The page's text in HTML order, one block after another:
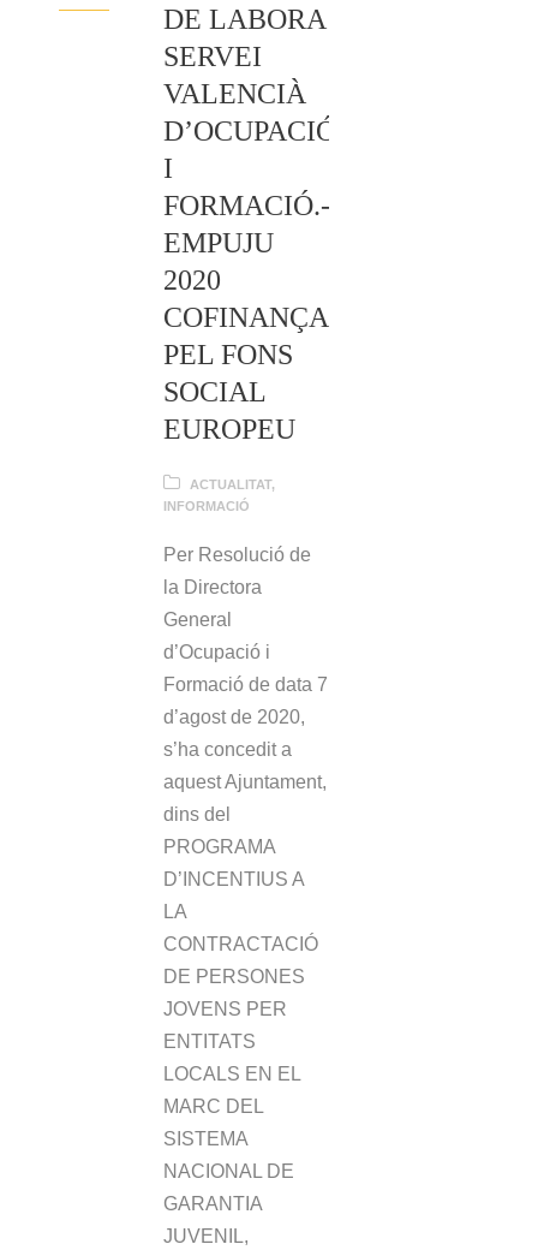
DE LABORA
SERVEI
VALENCIÀ
D’OCUPACIÓ
I
FORMACIÓ.-
EMPUJU
2020
COFINANÇADA
PEL FONS
SOCIAL
EUROPEU
ACTUALITAT,
INFORMACIÓ
Per Resolució de
la Directora
General
d’Ocupació i
Formació de data 7
d’agost de 2020,
s’ha concedit a
aquest Ajuntament,
dins del
PROGRAMA
D’INCENTIUS A
LA
CONTRACTACIÓ
DE PERSONES
JOVENS PER
ENTITATS
LOCALS EN EL
MARC DEL
SISTEMA
NACIONAL DE
GARANTIA
JUVENIL,